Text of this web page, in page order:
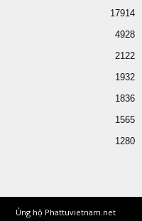
17914
4928
2122
1932
1836
1565
1280
Ủng hộ Phattuvietnam.net